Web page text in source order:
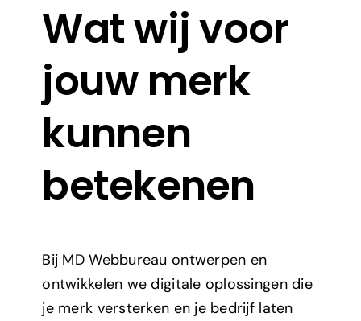
Wat wij voor
jouw merk
kunnen
betekenen
Bij MD Webbureau ontwerpen en
ontwikkelen we digitale oplossingen die
je merk versterken en je bedrijf laten